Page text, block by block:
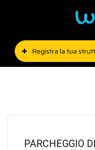
Registra la tua
PARCHEGGIO